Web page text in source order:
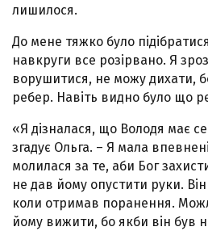
лишилося.
До мене тяжко було
навкруги все розірвано. Я
ворушитися, не можу дихати,
ребер. Навіть видно було що
«Я дізналася, що Володя має
згадує Ольга. – Я мала
молилася за те, аби Бог
не дав йому опустити руки.
коли отримав поранення.
йому вижити, бо якби він був